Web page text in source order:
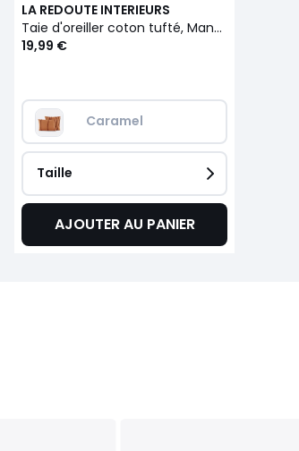
LA REDOUTE INTERIEURS
Taie d'oreiller coton tufté, Mansur
19,99 €
Caramel
Taille
AJOUTER AU PANIER